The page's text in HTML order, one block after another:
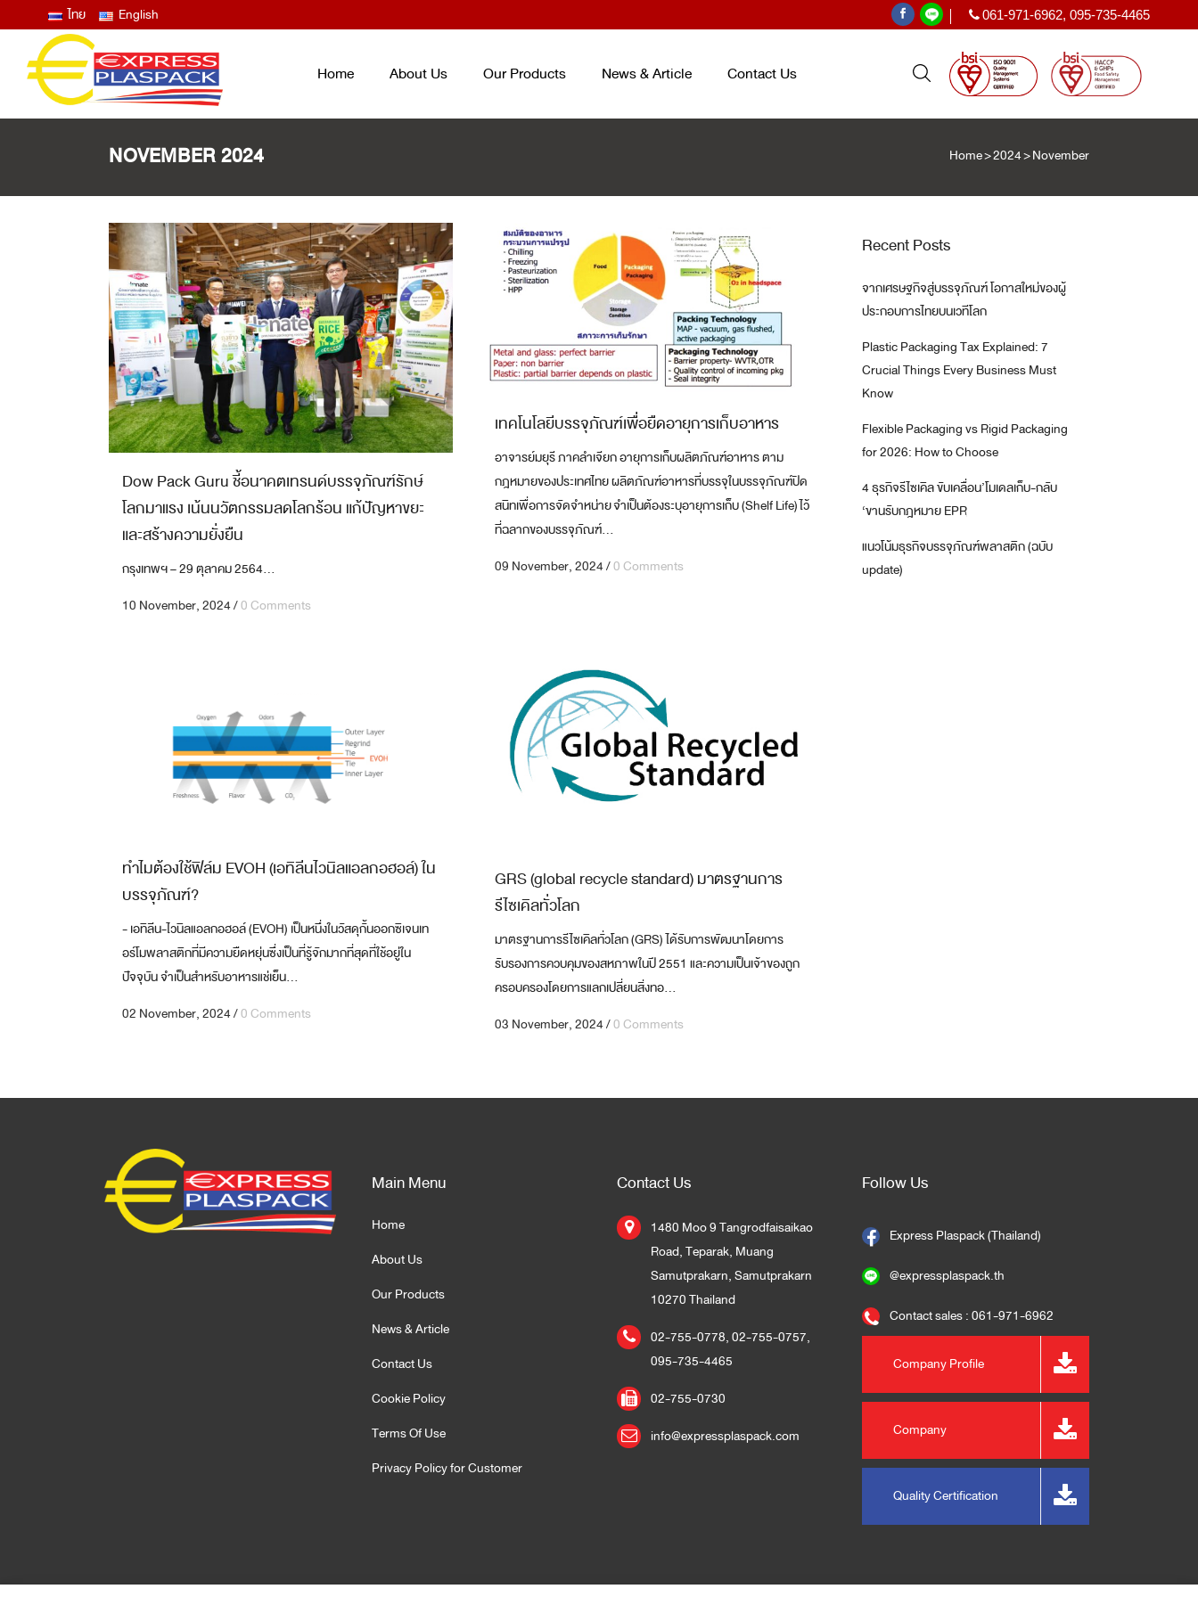
ไทย English 061-971-6962,095-735-4465
Home About Us Our Products
ฟิล์มซีลปิดฝาถาด และแก้ว ลอกง่าย ไม่
ขึ้นฝ้าไอน้ำ
THERMOFORMING FILM
ฟิล์มบน ฟิล์มล่าง สำหรับงานเทอร์โม
ฟอร์ม
LAMINATED BAG / POUCH /
RETORT
ถุงพลาสติกสุญญากาศ ซองก้นตั้ง ซอง
RETORT
GRAVURE PRINT FOR LABEL
งานสิ่งพิมพ์บนฟิล์ม 8 สี
CONTAINER
ถาดและกล่องสำหรับบรรจุอาหาร
PLASTIC CUP AND BOWL FOR
BEVERAGE
แก้วและชามสำหรับบรรจุเครื่องดื่ม
PET/PP SHEET ROLL
ม้วนพลาสติกวัสดุ PET และ PP
อาหาร ENTERPACKTMTM
เกาหลี) PACKAGING SET (KOREA)
SMART PACK
PACKAGING SET
ชุดบรรจุภัณฑ์ถนอมอาหาร SMART
PACK
News & Article Contact Us
NOVEMBER 2024 Home>2024>November
Dow Pack Guru ชี้อนาคตเทรนด์บรรจุภัณฑ์รักษ์
โลกมาแรง เน้นนวัตกรรมลดโลกร้อน แก้ปัญหาขยะ
และสร้างความยั่งยืน
กรุงเทพฯ – 29 ตุลาคม 2564...
10 November, 2024/0 Comments
เทคโนโลยีบรรจุภัณฑ์เพื่อยืดอายุการเก็บอาหาร
อาจารย์มยุรี ภาคลำเจียก อายุการเก็บผลิตภัณฑ์อาหาร ตาม
กฎหมายของประเทศไทย ผลิตภัณฑ์อาหารที่บรรจุในบรรจุภัณฑ์ปิด
สนิทเพื่อการจัดจำหน่าย จำเป็นต้องระบุอายุการเก็บ (Shelf Life) ไว้
ที่ฉลากของบรรจุภัณฑ์...
09 November, 2024/0 Comments
GRS (global recycle standard) มาตรฐานการ
รีไซเคิลทั่วโลก
มาตรฐานการรีไซเคิลทั่วโลก (GRS) ได้รับการพัฒนาโดยการ
รับรองการควบคุมของสหภาพในปี 2551 และความเป็นเจ้าของถูก
ครอบครองโดยการแลกเปลี่ยนสิ่งทอ...
03 November, 2024/0 Comments
ทำไมต้องใช้ฟิล์ม EVOH (เอทิลีนไวนิลแอลกอฮอล์) ใน
บรรจุภัณฑ์?
- เอทิลีน-ไวนิลแอลกอฮอล์ (EVOH) เป็นหนึ่งในวัสดุกั้นออกซิเจนเท
อร์โมพลาสติกที่มีความยืดหยุ่นซึ่งเป็นที่รู้จักมากที่สุดที่ใช้อยู่ใน
ปัจจุบัน จำเป็นสำหรับอาหารแช่เย็น...
02 November, 2024/0 Comments
Recent Posts
จากเศรษฐกิจสู่บรรจุภัณฑ์ โอกาสใหม่ของผู้
ประกอบการไทยบนเวทีโลก
Plastic Packaging Tax Explained: 7
Crucial Things Every Business Must
Know
Flexible Packaging vs Rigid Packaging
for 2026: How to Choose
4 ธุรกิจรีไซเคิล ขับเคลื่อน’โมเดลเก็บ-กลับ
‘ขานรับกฎหมาย EPR
แนวโน้มธุรกิจบรรจุภัณฑ์พลาสติก (ฉบับ
update)
Main Menu
Home
About Us
Our Products
News & Article
Contact Us
Cookie Policy
Terms Of Use
Privacy Policy for Customer
Contact Us
1480 Moo 9 Tangrodfaisaikao
Road, Teparak, Muang
Samutprakarn, Samutprakarn
10270 Thailand
02-755-0778,02-755-0757,
095-735-4465
02-755-0730
info@expressplaspack.com
Follow Us
Express Plaspack (Thailand)
@expressplaspack.th
Contact sales : 061-971-6962
Company Profile
Company
Presentation
Quality Certification